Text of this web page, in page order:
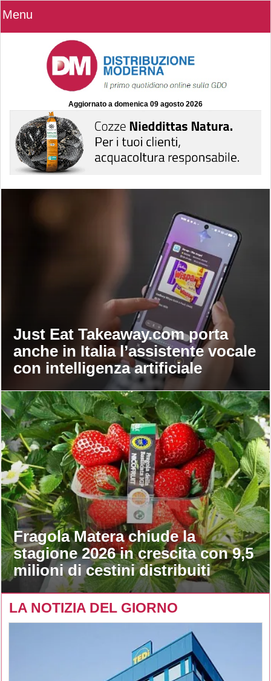
Menu
Aggiornato a domenica 09 agosto 2026
Just Eat Takeaway.com porta
anche in Italia l’assistente vocale
con intelligenza artificiale
Fragola Matera chiude la
stagione 2026 in crescita con 9,5
milioni di cestini distribuiti
LA NOTIZIA DEL GIORNO